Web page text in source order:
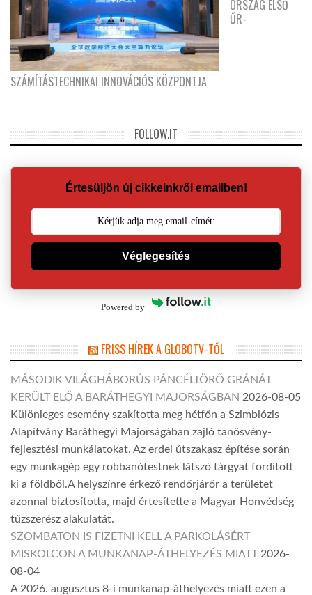
ORSZÁG ELSŐ
ŰR-
SZÁMÍTÁSTECHNIKAI INNOVÁCIÓS KÖZPONTJA
FOLLOW.IT
Értesüljön új cikkeinkről emailben!
Véglegesítés
Powered by
FRISS HÍREK A GLOBOTV-TŐL
MÁSODIK VILÁGHÁBORÚS PÁNCÉLTÖRŐ GRÁNÁT
KERÜLT ELŐ A BARÁTHEGYI MAJORSÁGBAN 2026-08-05
Különleges esemény szakította meg hétfőn a Szimbiózis
Alapítvány Baráthegyi Majorságában zajló tanösvény-
fejlesztési munkálatokat. Az erdei útszakasz építése során
egy munkagép egy robbanótestnek látszó tárgyat fordított
ki a földből.A helyszínre érkező rendőrjárőr a területet
azonnal biztosította, majd értesítette a Magyar Honvédség
tűzszerész alakulatát.
SZOMBATON IS FIZETNI KELL A PARKOLÁSÉRT
MISKOLCON A MUNKANAP-ÁTHELYEZÉS MIATT 2026-
08-04
A 2026. augusztus 8-i munkanap-áthelyezés miatt ezen a